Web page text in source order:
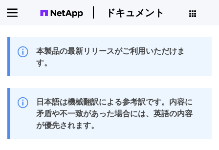
ドキュメント
本製品の最新リリースがご利用いただけま
す。
日本語は機械翻訳による参考訳です。内容に
矛盾や不一致があった場合には、英語の内容
が優先されます。